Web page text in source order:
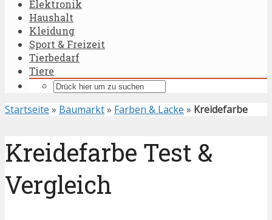
Elektronik
Haushalt
Kleidung
Sport & Freizeit
Tierbedarf
Tiere
Startseite » Baumarkt» Farben & Lacke » Kreidefarbe
Kreidefarbe Test &
Vergleich